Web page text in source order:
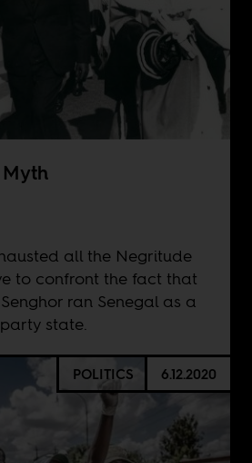
all the Negritude
to confront the fact that
ran Senegal as a
state.
POLITICS 6.12.2020